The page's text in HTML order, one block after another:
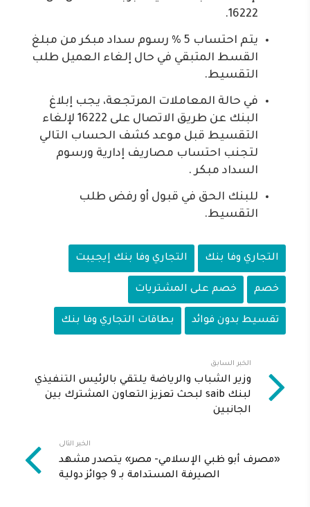
16222.
يتم احتساب 5 % رسوم سداد مبكر من مبلغ
القسط المتبقي في حال إلغاء العميل طلب
التقسيط.
في حالة المعاملات المرتجعة، يجب إبلاغ
البنك عن طريق الاتصال على 16222 لإلغاء
التقسيط قبل موعد كشف الحساب التالي
لتجنب احتساب مصاريف إدارية ورسوم
السداد مبكر .
للبنك الحق في قبول أو رفض طلب
التقسيط.
التجاري وفا بنك التجاري وفا بنك إيجيبت
خصم خصم على المشتريات
تقسيط بدون فوائد بطاقات التجاري وفا بنك
الخبر السابق
وزير الشباب والرياضة يلتقي بالرئيس التنفيذي
لبنك saib لبحث تعزيز التعاون المشترك بين
الجانبين
الخبر التالى
«مصرف أبو ظبي الإسلامي- مصر» يتصدر مشهد
الصيرفة المستدامة بـ 9 جوائز دولية